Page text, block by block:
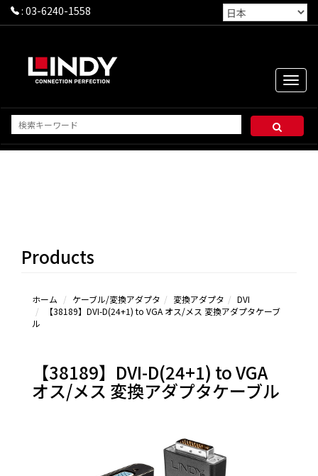
: 03-6240-1558
Toggle
USB（Type-
Products
ホーム ケーブル/変換アダプタ 変換アダプタ
DVI
【38189】DVI-D(24+1) to VGA オス/メス 変換アダプタケーブ
ル
【38189】DVI-D(24+1) to VGA
オス/メス 変換アダプタケーブル